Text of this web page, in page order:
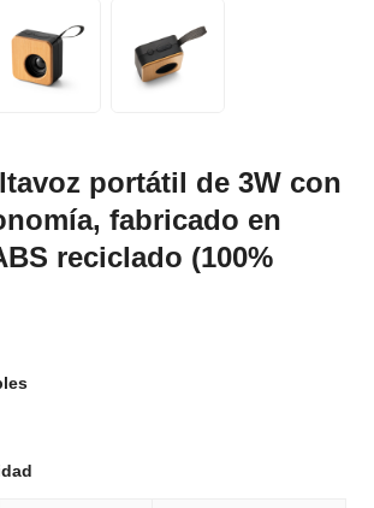
portátil de 3W con
fabricado en
reciclado (100%